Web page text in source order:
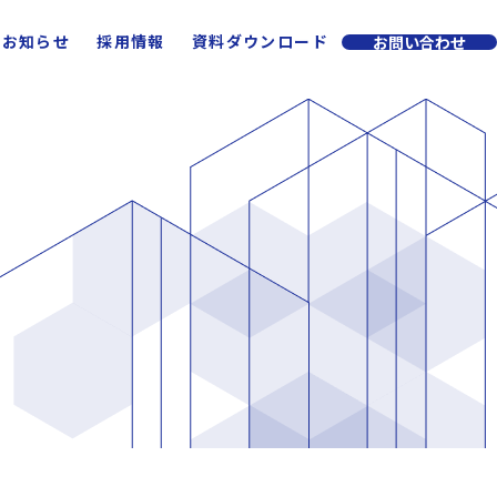
お知らせ 採用情報 資料ダウンロード お問い合わせ